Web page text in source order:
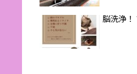
脳洗浄